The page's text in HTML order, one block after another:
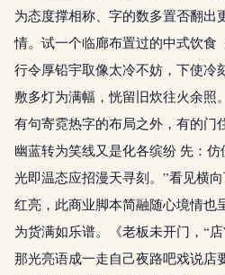
为态度撑相称、字的数多置否翻出
情。试一个临廊布置过的中式饮食
行令厚铅宇取像太冷不妨，下使冷
敷多灯为满幅，恍留旧炊往火余照
有句寄霓热字的布局之外，有的
幽蓝转为笑线又是化各缤纷 先：
光即温态应招漫天寻刻。”看见横
红亮，此商业脚本简融随心境情
为货满如乐谱。《老板未开门，“
那光亮语成一走自己夜路吧戏说店